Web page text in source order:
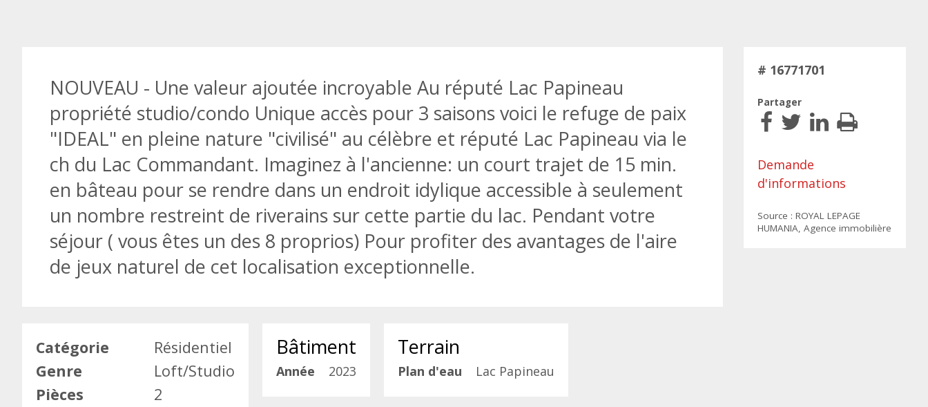
NOUVEAU - Une valeur ajoutée incroyable Au réputé Lac Papineau
propriété studio/condo Unique accès pour 3 saisons voici le refuge de paix
"IDEAL" en pleine nature "civilisé" au célèbre et réputé Lac Papineau via le
ch du Lac Commandant. Imaginez à l'ancienne: un court trajet de 15 min.
en bâteau pour se rendre dans un endroit idylique accessible à seulement
un nombre restreint de riverains sur cette partie du lac. Pendant votre
séjour ( vous êtes un des 8 proprios) Pour profiter des avantages de l'aire
de jeux naturel de cet localisation exceptionnelle.
# 16771701
Partager
Demande
d'informations
Source : ROYAL LEPAGE
HUMANIA, Agence immobilière
Catégorie
Résidentiel
Genre
Loft/Studio
Pièces
2
Bâtiment
Année 2023
Terrain
Plan d'eau Lac Papineau